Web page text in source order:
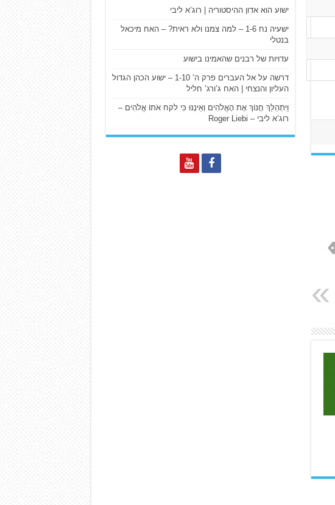
ישוע הוא אדון ההיסטוריה | רוג’א ליבי
ישעיה נח 1-6 – למה צמנו ולא ראית? – האח מיכאל
בנטלי
עדויות של רבנים שהאמינו בישוע
דרשה על אל העברים פרק ה’ 1-10 – ישוע הכהן הגדול
העליון והנצחי | האח ג’ורג’ חליל
וַיִּתְהַלֵּךְ חֲנוֹךְ אֶת הָאֱלֹהִים וְאֵינֶנּוּ כִּי לקח אֹתוֹ אֱלֹהִים –
רוג’א ליבי – Roger Liebi